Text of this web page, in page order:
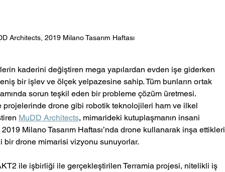
Architects, 2019 Milano Tasarım Haftası
kaderini değiştiren mega yapılardan evden işe giderken
bir işlev ve ölçek yelpazesine sahip. Tüm bunların ortak
sorun teşkil eden bir probleme çözüm üretmesi.
projelerinde drone gibi robotik teknolojileri ham ve ilkel
MuDD Architects, mimarideki kutuplaşmanın insani
Milano Tasarım Haftası’nda drone kullanarak inşa ettikleri
bir drone mimarisi vizyonu sunuyorlar.
ile işbirliği ile gerçekleştirilen Terramia projesi, nitelikli iş